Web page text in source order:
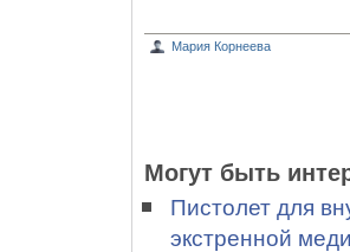
Мария Корнеева
Могут быть
Пистолет для
экстренной